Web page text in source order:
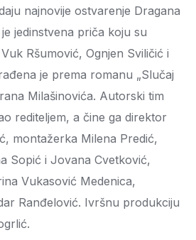
najnovije ostvarenje Dragana
jedinstvena priča koju su
Ršumović, Ognjen Sviličić i
je prema romanu „Slučaj
Milašinovića. Autorski tim
rediteljem, a čine ga direktor
montažerka Milena Predić,
Sopić i Jovana Cvetković,
Vukasović Medenica,
Ranđelović. Ivršnu produkciju